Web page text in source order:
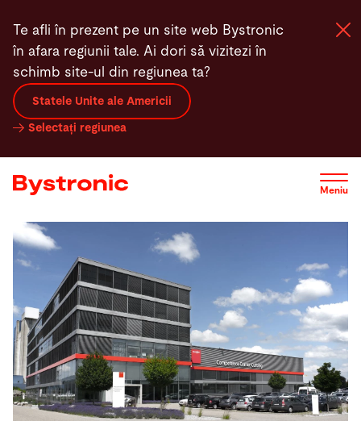
conţinutul
principal
Te afli în prezent pe un site web Bystronic
în afara regiunii tale. Ai dori să vizitezi în
schimb site-ul din regiunea ta?
Statele Unite ale Americii
Selectați regiunea
Meniu
Mașini și Software
Servicii
Redacţie
Compania
Cautare